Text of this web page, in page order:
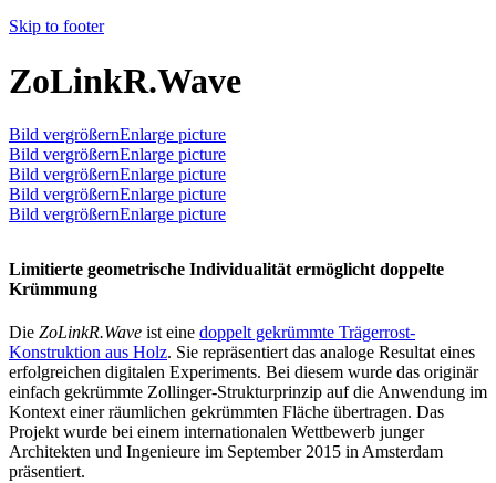
Skip to footer
ZoLinkR.Wave
Bild vergrößernEnlarge picture
Bild vergrößernEnlarge picture
Bild vergrößernEnlarge picture
Bild vergrößernEnlarge picture
Bild vergrößernEnlarge picture
Limitierte geometrische Individualität ermöglicht doppelte
Krümmung
Die ZoLinkR.Wave ist eine doppelt gekrümmte Trägerrost-
Konstruktion aus Holz. Sie repräsentiert das analoge Resultat eines
erfolgreichen digitalen Experiments. Bei diesem wurde das originär
einfach gekrümmte Zollinger-Strukturprinzip auf die Anwendung im
Kontext einer räumlichen gekrümmten Fläche übertragen. Das
Projekt wurde bei einem internationalen Wettbewerb junger
Architekten und Ingenieure im September 2015 in Amsterdam
präsentiert.